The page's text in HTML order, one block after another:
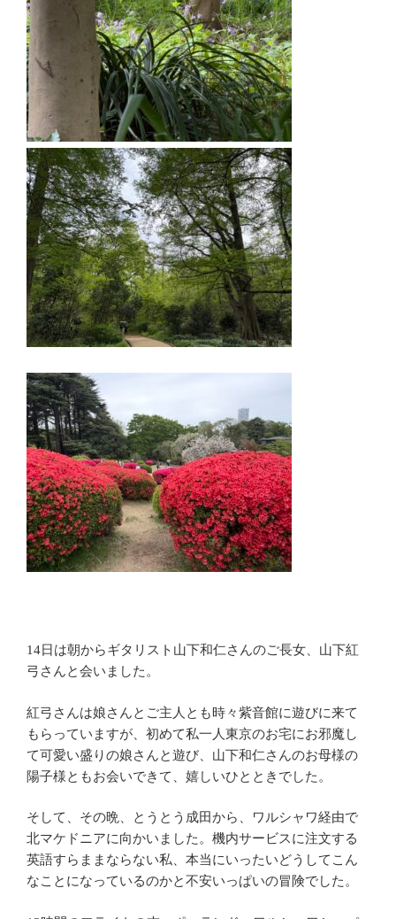
14日は朝からギタリスト山下和仁さんのご長女、山下紅
弓さんと会いました。
紅弓さんは娘さんとご主人とも時々紫音館に遊びに来て
もらっていますが、初めて私一人東京のお宅にお邪魔し
て可愛い盛りの娘さんと遊び、山下和仁さんのお母様の
陽子様ともお会いできて、嬉しいひとときでした。
そして、その晩、とうとう成田から、ワルシャワ経由で
北マケドニアに向かいました。機内サービスに注文する
英語すらままならない私、本当にいったいどうしてこん
なことになっているのかと不安いっぱいの冒険でした。